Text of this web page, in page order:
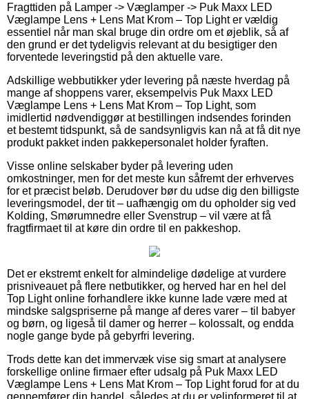
Fragttiden på Lamper -> Væglamper -> Puk Maxx LED
Væglampe Lens + Lens Mat Krom – Top Light er vældig
essentiel når man skal bruge din ordre om et øjeblik, så af
den grund er det tydeligvis relevant at du besigtiger den
forventede leveringstid på den aktuelle vare.
Adskillige webbutikker yder levering på næste hverdag på
mange af shoppens varer, eksempelvis Puk Maxx LED
Væglampe Lens + Lens Mat Krom – Top Light, som
imidlertid nødvendiggør at bestillingen indsendes forinden
et bestemt tidspunkt, så de sandsynligvis kan nå at få dit nye
produkt pakket inden pakkepersonalet holder fyraften.
Visse online selskaber byder på levering uden
omkostninger, men for det meste kun såfremt der erhverves
for et præcist beløb. Derudover bør du udse dig den billigste
leveringsmodel, der tit – uafhængig om du opholder sig ved
Kolding, Smørumnedre eller Svenstrup – vil være at få
fragtfirmaet til at køre din ordre til en pakkeshop.
Det er ekstremt enkelt for almindelige dødelige at vurdere
prisniveauet på flere netbutikker, og herved har en hel del
Top Light online forhandlere ikke kunne lade være med at
mindske salgspriserne på mange af deres varer – til babyer
og børn, og ligeså til damer og herrer – kolossalt, og endda
nogle gange byde på gebyrfri levering.
Trods dette kan det immervæk vise sig smart at analysere
forskellige online firmaer efter udsalg på Puk Maxx LED
Væglampe Lens + Lens Mat Krom – Top Light forud for at du
gennemfører din handel, således at du er velinformeret til at